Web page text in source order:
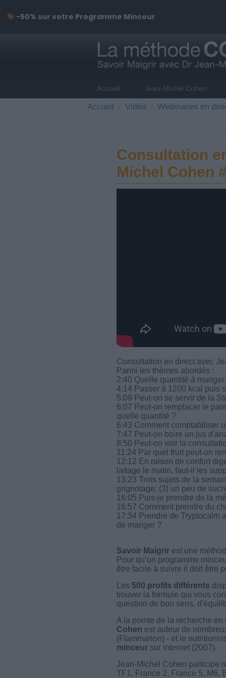
Accueil Jean-Michel Cohen
Accueil Vidéo Webinaires en
Consultation
Michel Cohen
Consultation en direct avec
Parmi les thèmes abordés :
2:40 Quelle quantité à
4:14 Passer à 1200 kcal puis
5:09 Peut-on se servir de la
6:07 Peut-on remplacer le
quelle quantité ?
6:43 Comment comptabiliser
7:47 Peut-on boire un jus
8:50 Peut-on voir la
11:24 Par quel fruit peut-on
12:12 En raison de confort
laitage le matin, faut-il les
13:23 Trois sujets de la
grignotage; (3) un peu de
16:05 Puis-je prendre de la
16:57 Comment prendre du
17:34 Prendre de Tryptocalm
de manger ?
Savoir Maigrirest une
Pour qu’un programme
être facile à suivre il doit être
Les 500 profils différents
trouver la formule qui vous
question de bon sens,
A la pointe de la recherche
Cohen est auteur de
(Flammarion) - et le
minceursur internet (2007).
Jean-Michel Cohen participe
TF1, France 2, France 5, M6,
-50% sur votre Programme Minceur